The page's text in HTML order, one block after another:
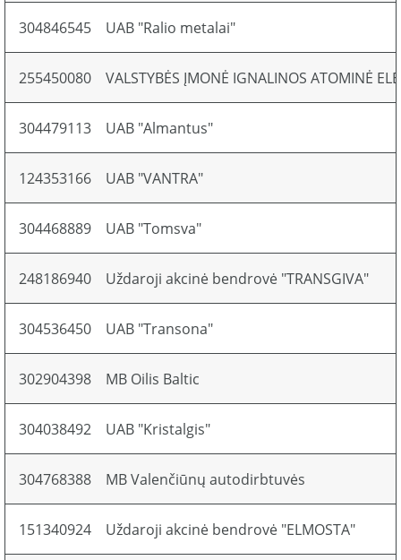
304846545 UAB "Ralio metalai"
255450080 VALSTYBĖS ĮMONĖ IGNALINOS ATOMINĖ
304479113 UAB "Almantus"
124353166 UAB "VANTRA"
304468889 UAB "Tomsva"
248186940 Uždaroji akcinė bendrovė "TRANSGIVA"
304536450 UAB "Transona"
302904398 MB Oilis Baltic
304038492 UAB "Kristalgis"
304768388 MB Valenčiūnų autodirbtuvės
151340924 Uždaroji akcinė bendrovė "ELMOSTA"